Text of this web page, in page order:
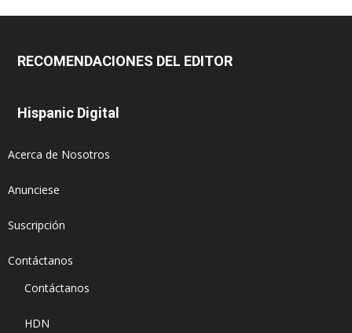
RECOMENDACIONES DEL EDITOR
Hispanic Digital
Acerca de Nosotros
Anunciese
Suscripción
Contáctanos
Contáctanos
HDN